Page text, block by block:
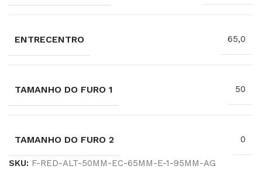
ENTRECENTRO 65,0
TAMANHO DO FURO 1 50
TAMANHO DO FURO 2 0
SKU: F-RED-ALT-50MM-EC-65MM-E-1-95MM-AG